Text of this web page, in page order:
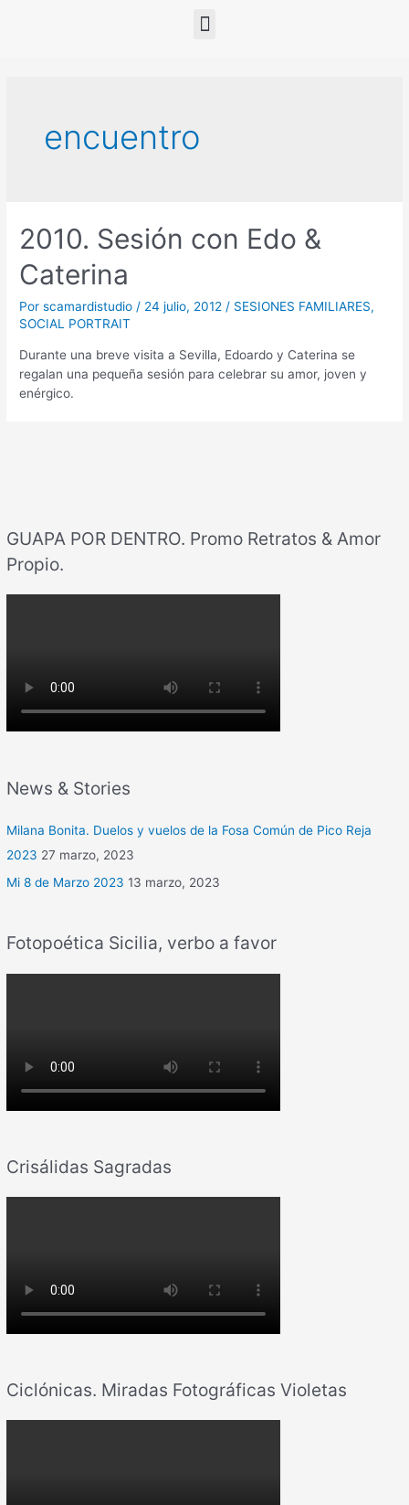
GUAPA POR DENTRO. Promo Retratos & Amor
Propio.
News & Stories
Milana Bonita. Duelos y vuelos de la Fosa Común de Pico Reja
2023 27 marzo, 2023
Mi 8 de Marzo 2023 13 marzo, 2023
Fotopoética Sicilia, verbo a favor
Crisálidas Sagradas
Ciclónicas. Miradas Fotográficas Violetas
encuentro
2010. Sesión con Edo &
Caterina
Porscamardistudio / 24 julio, 2012 / SESIONES FAMILIARES,
SOCIAL PORTRAIT
Durante una breve visita a Sevilla, Edoardo y Caterina se
regalan una pequeña sesión para celebrar su amor, joven y
enérgico.